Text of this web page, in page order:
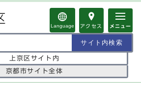
Language アクセス メニュー
上京区サイト内
京都市サイト全体